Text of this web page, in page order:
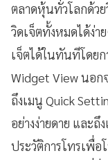
ตลาดหุ้นทั่วโลกด้วย
วิดเจ็ตทั้งหมดได้ง่า
เจ็ตได้ในทันทีโดย
Widget View นอก
ถึงเมนู Quick
อย่างง่ายดาย และถึ
ประวัติการโทรเพื่อ